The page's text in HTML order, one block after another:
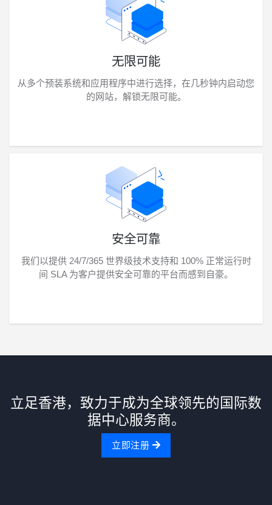
无限可能
从多个预装系统和应用程序中进行选择，在几秒钟内启动您
的网站，解锁无限可能。
安全可靠
我们以提供 24/7/365 世界级技术支持和 100% 正常运行时
间 SLA 为客户提供安全可靠的平台而感到自豪。
立足香港，致力于成为全球领先的国际数
据中心服务商。
立即注册